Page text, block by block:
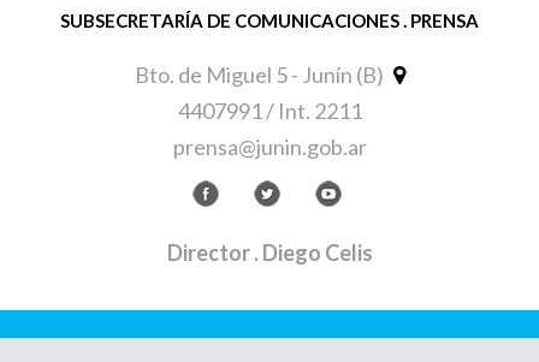
SUBSECRETARÍA DE COMUNICACIONES . PRENSA
Bto. de Miguel 5 - Junín (B)
4407991 / Int. 2211
prensa@junin.gob.ar
Director. Diego Celis